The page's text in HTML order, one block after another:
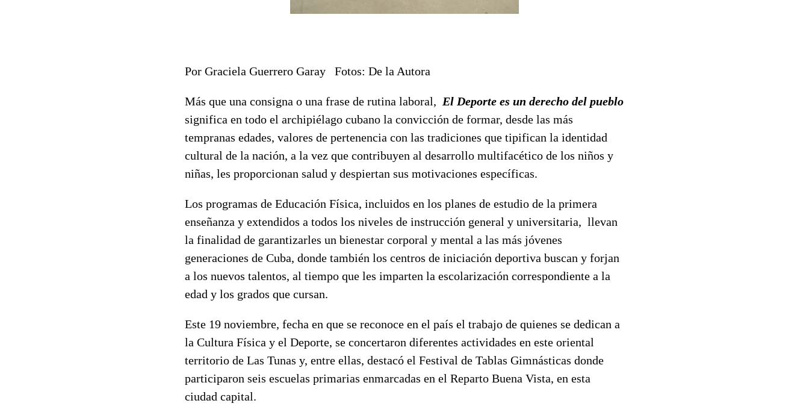
Por Graciela Guerrero Garay Fotos: De la Autora
Más que una consigna o una frase de rutina laboral, El Deporte es un derecho del pueblo
significa en todo el archipiélago cubano la convicción de formar, desde las más
tempranas edades, valores de pertenencia con las tradiciones que tipifican la identidad
cultural de la nación, a la vez que contribuyen al desarrollo multifacético de los niños y
niñas, les proporcionan salud y despiertan sus motivaciones específicas.
Los programas de Educación Física, incluidos en los planes de estudio de la primera
enseñanza y extendidos a todos los niveles de instrucción general y universitaria, llevan
la finalidad de garantizarles un bienestar corporal y mental a las más jóvenes
generaciones de Cuba, donde también los centros de iniciación deportiva buscan y forjan
a los nuevos talentos, al tiempo que les imparten la escolarización correspondiente a la
edad y los grados que cursan.
Este 19 noviembre, fecha en que se reconoce en el país el trabajo de quienes se dedican a
la Cultura Física y el Deporte, se concertaron diferentes actividades en este oriental
territorio de Las Tunas y, entre ellas, destacó el Festival de Tablas Gimnásticas donde
participaron seis escuelas primarias enmarcadas en el Reparto Buena Vista, en esta
ciudad capital.